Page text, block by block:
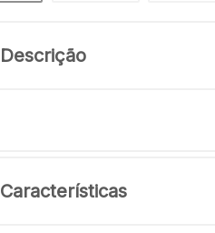
Descrição
Características